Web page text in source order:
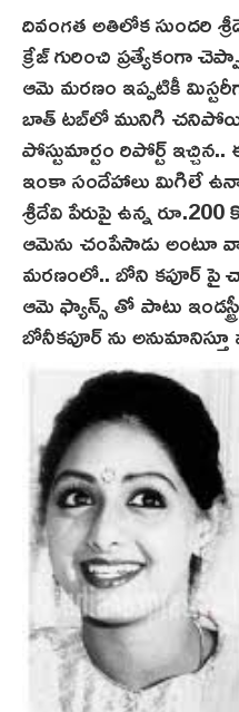
దివంగత అతిలోక సుందరి
క్రేజ్‌ గురించి ప్రత్యేకంగా
ఆమె మరణం ఇప్పటికీ
బాత్ ట‌బ్‌లో మునిగి
పోస్టుమార్టం రిపోర్ట్
ఇంకా సందేహాలు మిగిలే
శ్రీదేవి పేరుపై ఉన్న రూ.200
ఆమెను చంపేసాడు అంటూ
మరణంలో.. బోని కపూర్ పై
ఆమె ఫ్యాన్స్ తో పాటు
బోనీకపూర్ ను అనుమానిస్తూ